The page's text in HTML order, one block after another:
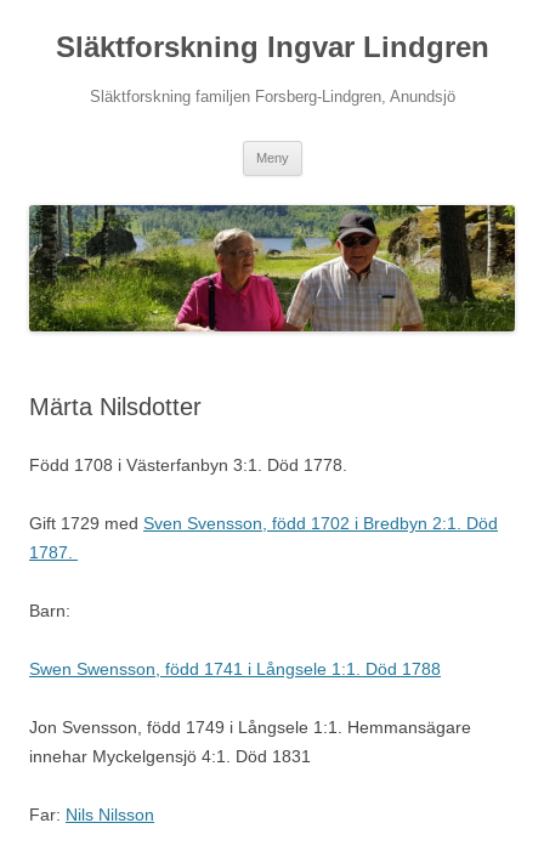
innehåll
Släktforskning Ingvar Lindgren
Släktforskning familjen Forsberg-Lindgren, Anundsjö
Meny
Märta Nilsdotter
Född 1708 i Västerfanbyn 3:1. Död 1778.
Gift 1729 med Sven Svensson, född 1702 i Bredbyn 2:1. Död
1787.
Barn:
Swen Swensson, född 1741 i Långsele 1:1. Död 1788
Jon Svensson, född 1749 i Långsele 1:1. Hemmansägare
innehar Myckelgensjö 4:1. Död 1831
Far: Nils Nilsson